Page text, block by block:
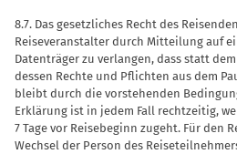
8.7. Das gesetzliches Recht des
Reiseveran­stalter durch Mitteilung auf
Datenträger zu verlangen, dass statt
dessen Rechte und Pflichten aus dem
bleibt durch die vor­stehenden
Erklärung ist in jedem Fall recht­zeitig,
7 Tage vor Reisebeginn zugeht. Für den
Wechsel der Person des